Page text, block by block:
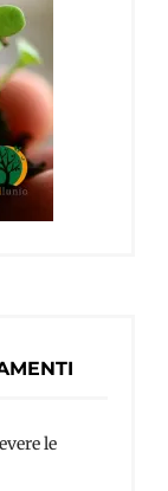
le